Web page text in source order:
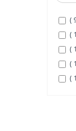
(
(
(
(
(
(
(
(
(
(